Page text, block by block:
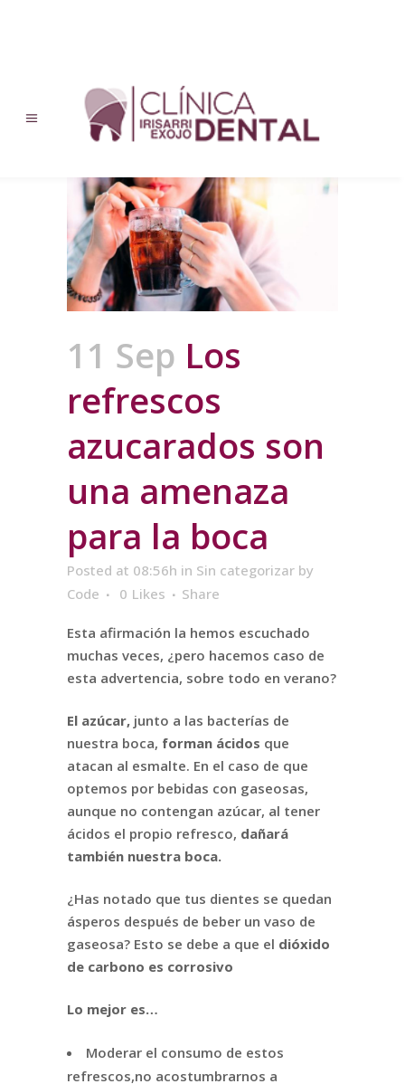
11 Sep Los
refrescos
azucarados son
una amenaza
para la boca
Posted at 08:56h in Sin categorizar by
Code
0 Likes Share
Esta afirmación la hemos escuchado
muchas veces, ¿pero hacemos caso de
esta advertencia, sobre todo en verano?
El azúcar, junto a las bacterías de
nuestra boca, forman ácidos que
atacan al esmalte. En el caso de que
optemos por bebidas con gaseosas,
aunque no contengan azúcar, al tener
ácidos el propio refresco, dañará
también nuestra boca.
¿Has notado que tus dientes se quedan
ásperos después de beber un vaso de
gaseosa? Esto se debe a que el dióxido
de carbono es corrosivo
Lo mejor es…
Moderar el consumo de estos
refrescos,no acostumbrarnos a